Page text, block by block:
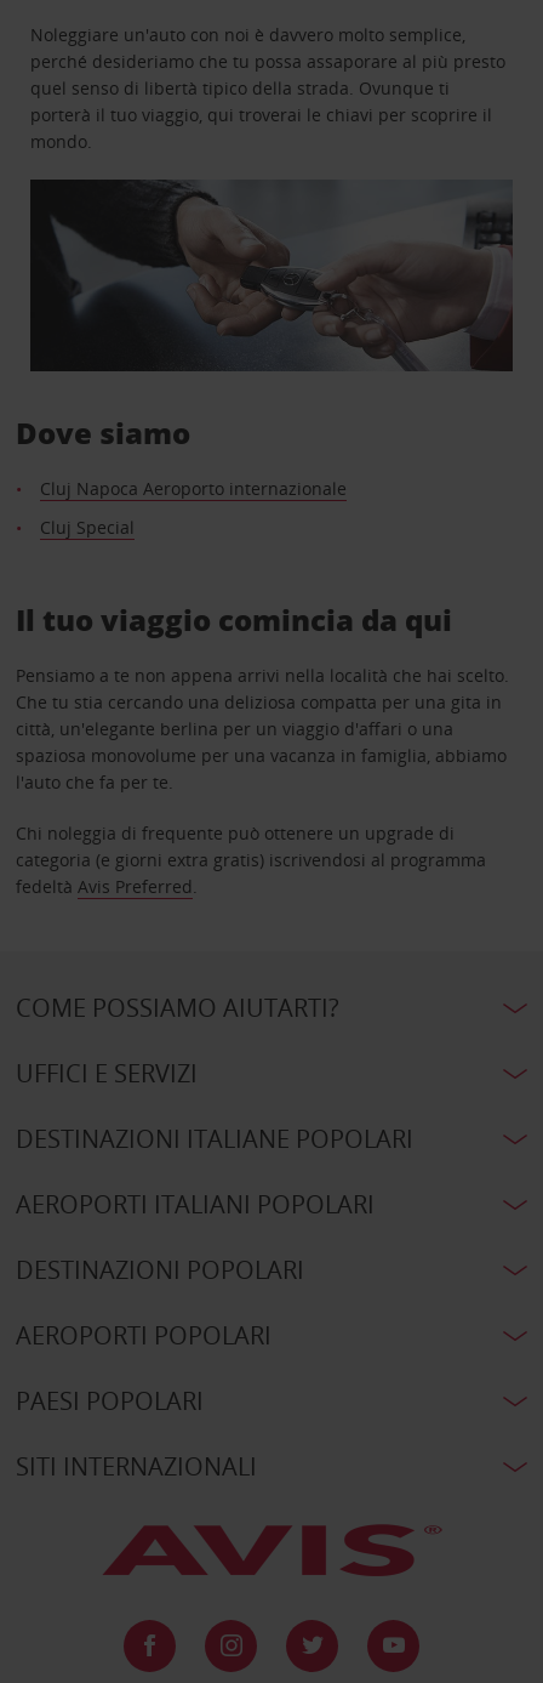
Noleggiare un'auto con noi è davvero molto semplice,
perché desideriamo che tu possa assaporare al più presto
quel senso di libertà tipico della strada. Ovunque ti
porterà il tuo viaggio, qui troverai le chiavi per scoprire il
mondo.
Dove siamo
Cluj Napoca Aeroporto internazionale
Cluj Special
Il tuo viaggio comincia da qui
Pensiamo a te non appena arrivi nella località che hai scelto.
Che tu stia cercando una deliziosa compatta per una gita in
città, un'elegante berlina per un viaggio d'affari o una
spaziosa monovolume per una vacanza in famiglia, abbiamo
l'auto che fa per te.
Chi noleggia di frequente può ottenere un upgrade di
categoria (e giorni extra gratis) iscrivendosi al programma
fedeltà Avis Preferred.
COME POSSIAMO AIUTARTI?
UFFICI E SERVIZI
DESTINAZIONI ITALIANE POPOLARI
AEROPORTI ITALIANI POPOLARI
DESTINAZIONI POPOLARI
AEROPORTI POPOLARI
PAESI POPOLARI
SITI INTERNAZIONALI